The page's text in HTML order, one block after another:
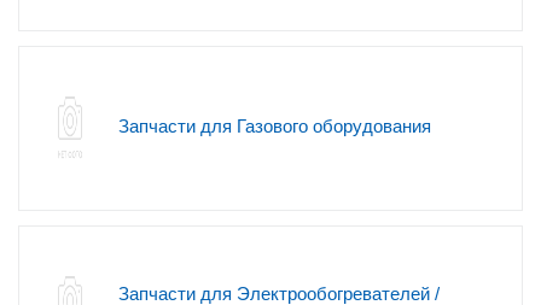
Запчасти для Газового оборудования
Запчасти для Электрообогревателей /